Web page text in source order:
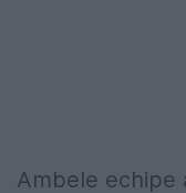
Ambele echipe